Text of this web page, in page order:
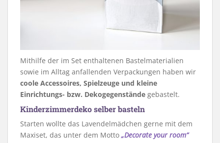
Mithilfe der im Set enthaltenen Bastelmaterialien
sowie im Alltag anfallenden Verpackungen haben wir
coole Accessoires, Spielzeuge und kleine
Einrichtungs- bzw. Dekogegenstände gebastelt.
Kinderzimmerdeko selber basteln
Starten wollte das Lavendelmädchen gerne mit dem
Maxiset, das unter dem Motto „Decorate your room“